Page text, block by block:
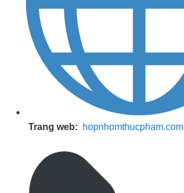
Trang web: hopnhomthucpham.com